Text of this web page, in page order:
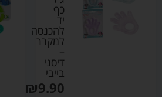
כף
יד
להכנסה
למקרר
–
דיסני
בייבי
₪9.90